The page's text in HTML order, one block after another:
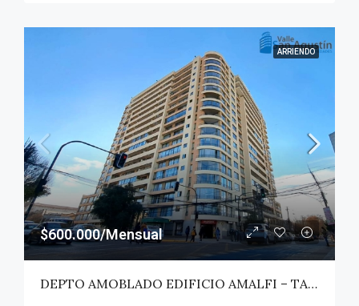
ARRIENDO
$600.000/Mensual
DEPTO AMOBLADO EDIFICIO AMALFI – TALCA